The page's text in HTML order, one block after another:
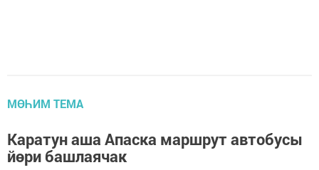
МӨҺИМ ТЕМА
Каратун аша Апаска маршрут автобусы
йөри башлаячак